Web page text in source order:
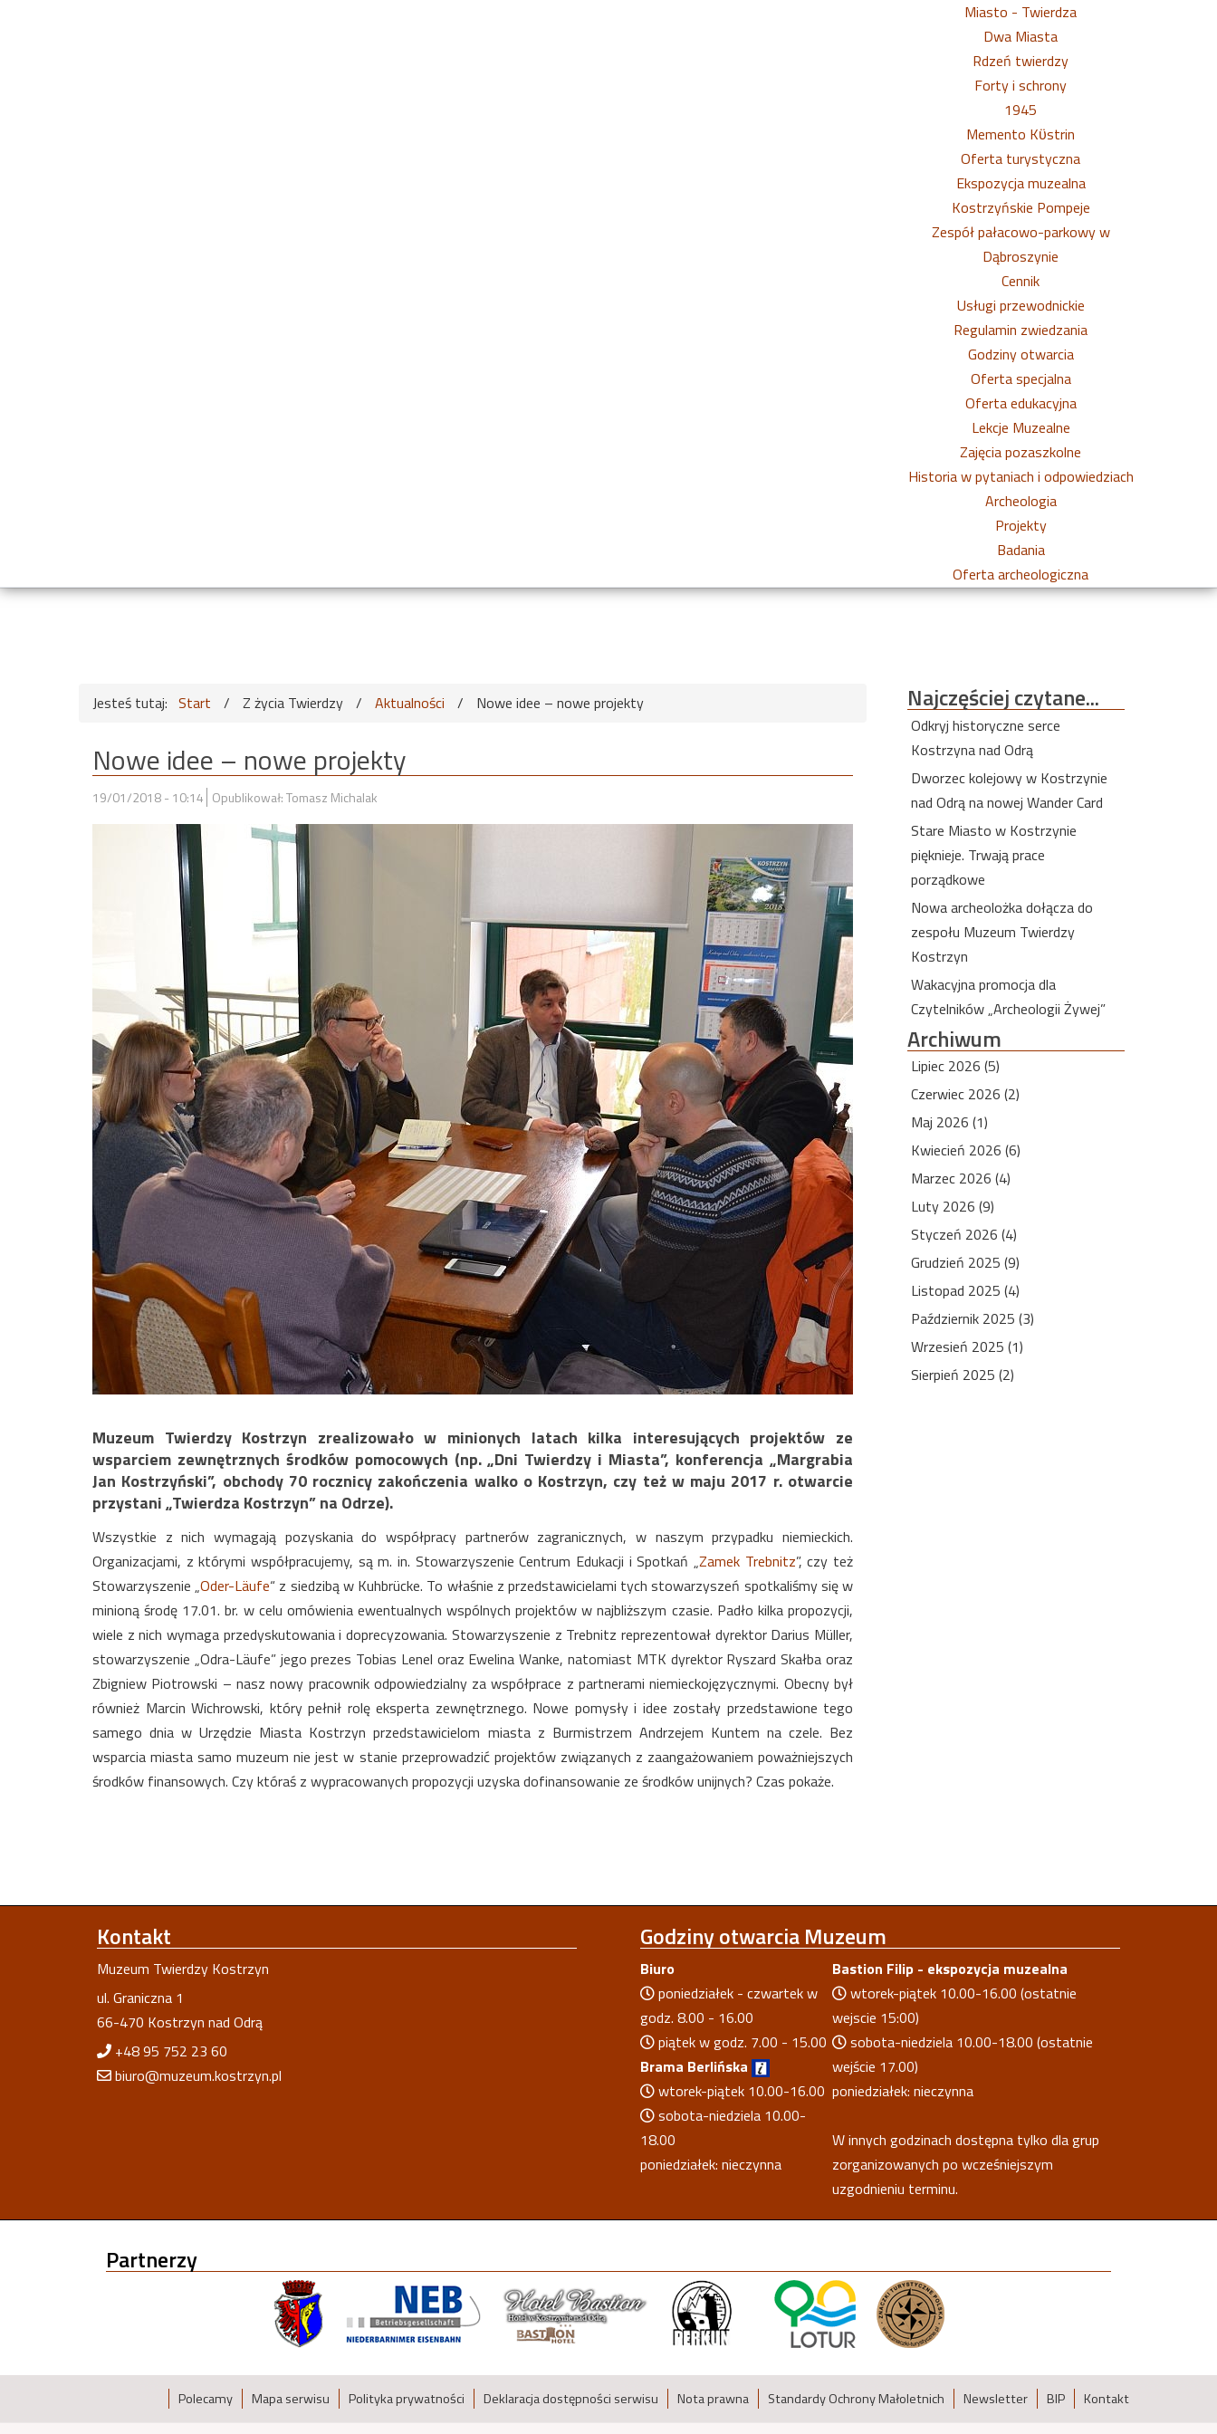
Miasto - Twierdza
Dwa Miasta
Rdzeń twierdzy
Forty i schrony
1945
Memento Kϋstrin
Oferta turystyczna
Ekspozycja muzealna
Kostrzyńskie Pompeje
Zespół pałacowo-parkowy w
Dąbroszynie
Cennik
Usługi przewodnickie
Regulamin zwiedzania
Godziny otwarcia
Oferta specjalna
Oferta edukacyjna
Lekcje Muzealne
Zajęcia pozaszkolne
Historia w pytaniach i odpowiedziach
Archeologia
Projekty
Badania
Oferta archeologiczna
Jesteś tutaj: Start / Z życia Twierdzy / Aktualności / Nowe idee – nowe projekty
Nowe idee – nowe projekty
19/01/2018 - 10:14 Opublikował: Tomasz Michalak
Muzeum Twierdzy Kostrzyn zrealizowało w minionych latach kilka interesujących projektów ze
wsparciem zewnętrznych środków pomocowych (np. „Dni Twierdzy i Miasta”, konferencja „Margrabia
Jan Kostrzyński”, obchody 70 rocznicy zakończenia walko o Kostrzyn, czy też w maju 2017 r. otwarcie
przystani „Twierdza Kostrzyn” na Odrze).
Wszystkie z nich wymagają pozyskania do współpracy partnerów zagranicznych, w naszym przypadku niemieckich.
Organizacjami, z którymi współpracujemy, są m. in. Stowarzyszenie Centrum Edukacji i Spotkań „Zamek Trebnitz”, czy też
Stowarzyszenie „Oder-Läufe“ z siedzibą w Kuhbrücke. To właśnie z przedstawicielami tych stowarzyszeń spotkaliśmy się w
minioną środę 17.01. br. w celu omówienia ewentualnych wspólnych projektów w najbliższym czasie. Padło kilka propozycji,
wiele z nich wymaga przedyskutowania i doprecyzowania. Stowarzyszenie z Trebnitz reprezentował dyrektor Darius Müller,
stowarzyszenie „Odra-Läufe” jego prezes Tobias Lenel oraz Ewelina Wanke, natomiast MTK dyrektor Ryszard Skałba oraz
Zbigniew Piotrowski – nasz nowy pracownik odpowiedzialny za współprace z partnerami niemieckojęzycznymi. Obecny był
również Marcin Wichrowski, który pełnił rolę eksperta zewnętrznego. Nowe pomysły i idee zostały przedstawione tego
samego dnia w Urzędzie Miasta Kostrzyn przedstawicielom miasta z Burmistrzem Andrzejem Kuntem na czele. Bez
wsparcia miasta samo muzeum nie jest w stanie przeprowadzić projektów związanych z zaangażowaniem poważniejszych
środków finansowych. Czy któraś z wypracowanych propozycji uzyska dofinansowanie ze środków unijnych? Czas pokaże.
Najczęściejczytane...
Odkryj historyczne serce
Kostrzyna nad Odrą
Dworzec kolejowy w Kostrzynie
nad Odrą na nowej Wander Card
Stare Miasto w Kostrzynie
pięknieje. Trwają prace
porządkowe
Nowa archeolożka dołącza do
zespołu Muzeum Twierdzy
Kostrzyn
Wakacyjna promocja dla
Czytelników „Archeologii Żywej”
Archiwum
Lipiec 2026 (5)
Czerwiec 2026 (2)
Maj 2026 (1)
Kwiecień 2026 (6)
Marzec 2026 (4)
Luty 2026 (9)
Styczeń 2026 (4)
Grudzień 2025 (9)
Listopad 2025 (4)
Październik 2025 (3)
Wrzesień 2025 (1)
Sierpień 2025 (2)
Kontakt
Muzeum Twierdzy Kostrzyn
ul. Graniczna 1
66-470 Kostrzyn nad Odrą
+48 95 752 23 60
biuro@muzeum.kostrzyn.pl
Godzinyotwarcia Muzeum
Biuro
poniedziałek - czwartek w
godz. 8.00 - 16.00
piątek w godz. 7.00 - 15.00
Brama Berlińska
wtorek-piątek 10.00-16.00
sobota-niedziela 10.00-
18.00
poniedziałek: nieczynna
Bastion Filip - ekspozycja muzealna
wtorek-piątek 10.00-16.00 (ostatnie
wejscie 15:00)
sobota-niedziela 10.00-18.00 (ostatnie
wejście 17.00)
poniedziałek: nieczynna
W innych godzinach dostępna tylko dla grup
zorganizowanych po wcześniejszym
uzgodnieniu terminu.
Partnerzy
Polecamy Mapa serwisu Polityka prywatności Deklaracja dostępności serwisu Nota prawna Standardy Ochrony Małoletnich Newsletter BIP Kontakt